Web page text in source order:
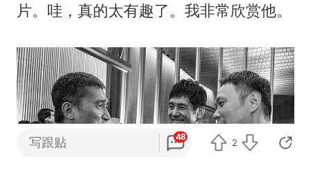
片。哇，真的太有趣了。我非常欣赏他。
写跟贴 48
2